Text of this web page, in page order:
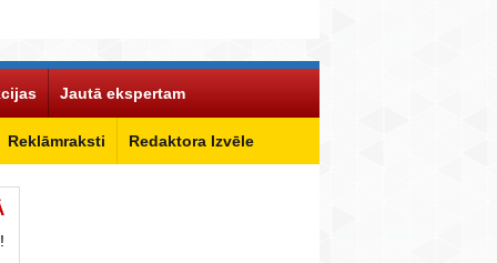
Reklāmraksti Redaktora Izvēle
Jautā ekspertam